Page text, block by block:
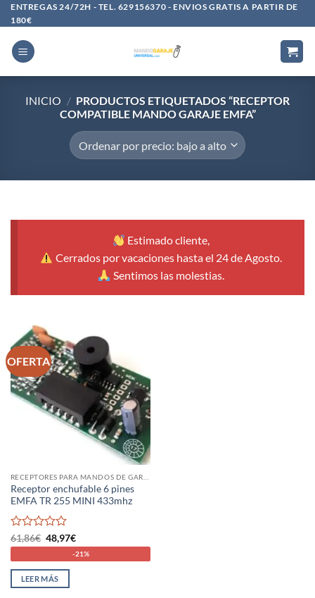
Saltar
al
contenido
ENTREGAS 24/72H - TEL. 629156370 - ENVIOS GRATIS A PARTIR DE
180€
INICIO / PRODUCTOS ETIQUETADOS “RECEPTOR
COMPATIBLE MANDO GARAJE EMFA”
Estimado cliente,
Cerrados por vacaciones hasta el 24 de Agosto.
Sentimos las molestias.
OFERTA
Receptor enchufable 6 pines
EMFA TR 255 MINI 433mhz
Valorado
con
0
de
61,86€ El
precio
original
era:
61,86€.
48,97€El
precio
actual
es:
-21%
LEER MÁS